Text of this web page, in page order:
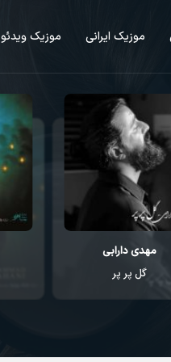
موزیک ایرانی موزیک ویدئو
مهدی دارابی
گل پر پر